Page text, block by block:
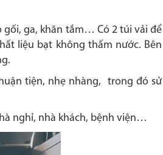
gối, ga, khăn tắm… Có 2 túi vải để
liệu bạt không thấm nước. Bên
tiện, nhẹ nhàng, trong đó sử
nghỉ, nhà khách, bệnh viện…